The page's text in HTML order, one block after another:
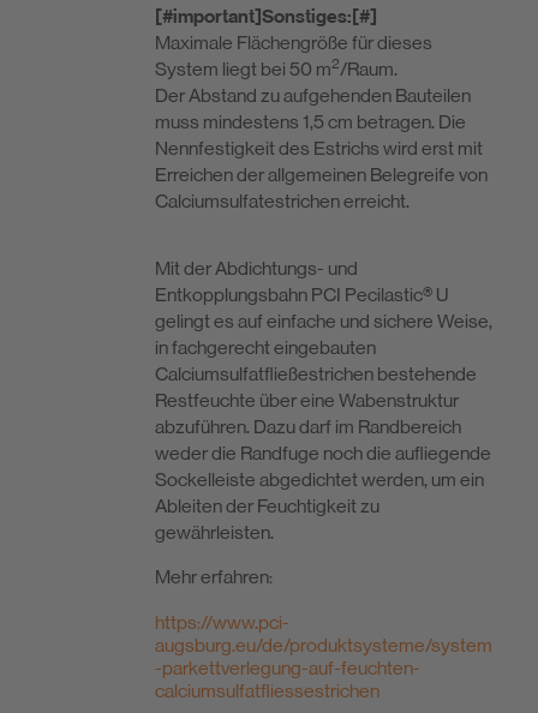
[#important]Sonstiges:[#]
Maximale Flächengröße für dieses
System liegt bei 50 m2/Raum.
Der Abstand zu aufgehenden Bauteilen
muss mindestens 1,5 cm betragen. Die
Nennfestigkeit des Estrichs wird erst mit
Erreichen der allgemeinen Belegreife von
Calciumsulfatestrichen erreicht.
Mit der Abdichtungs- und
Entkopplungsbahn PCI Pecilastic® U
gelingt es auf einfache und sichere Weise,
in fachgerecht eingebauten
Calciumsulfatfließestrichen bestehende
Restfeuchte über eine Wabenstruktur
abzuführen. Dazu darf im Randbereich
weder die Randfuge noch die aufliegende
Sockelleiste abgedichtet werden, um ein
Ableiten der Feuchtigkeit zu
gewährleisten.
Mehr erfahren:
https://www.pci-
augsburg.eu/de/produktsysteme/system
-parkettverlegung-auf-feuchten-
calciumsulfatfliessestrichen